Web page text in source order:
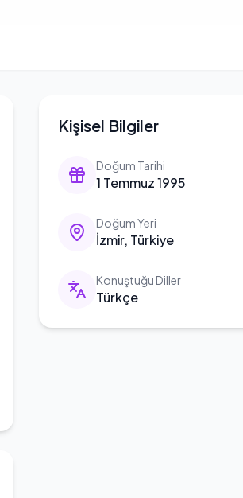
Kişisel Bilgiler
Doğum Tarihi
1 Temmuz 1995
Doğum Yeri
İzmir, Türkiye
Konuştuğu Diller
Türkçe